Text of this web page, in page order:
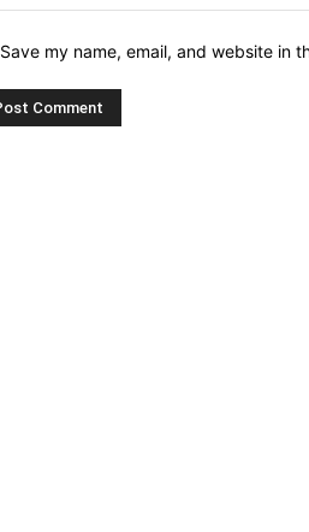
Save my name, email, and website in